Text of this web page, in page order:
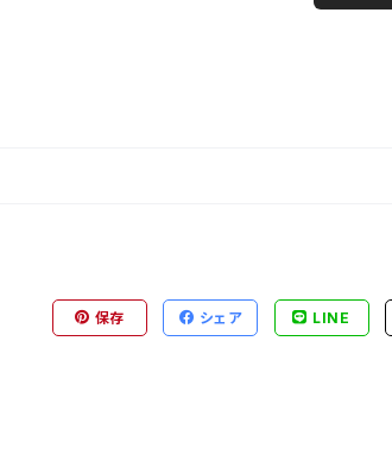
保存 シェア LINE